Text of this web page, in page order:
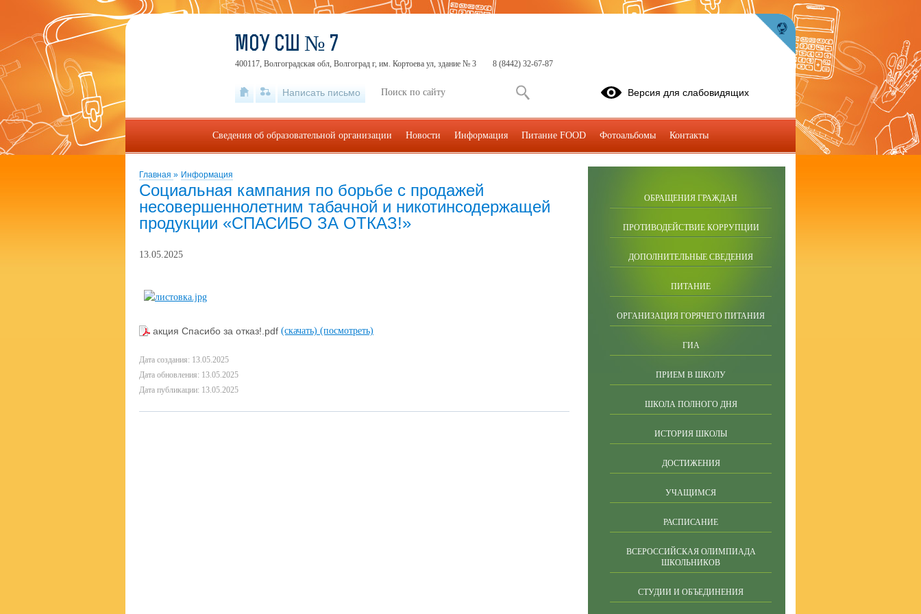
Главная » Информация
Социальная кампания по борьбе с продажей
несовершеннолетним табачной и никотинсодержащей
продукции «СПАСИБО ЗА ОТКАЗ!»
13.05.2025
акция Спасибо за отказ!.pdf (скачать) (посмотреть)
Дата создания: 13.05.2025
Дата обновления: 13.05.2025
Дата публикации: 13.05.2025
ОБРАЩЕНИЯ ГРАЖДАН
ПРОТИВОДЕЙСТВИЕ КОРРУПЦИИ
ДОПОЛНИТЕЛЬНЫЕ СВЕДЕНИЯ
ПИТАНИЕ
ОРГАНИЗАЦИЯ ГОРЯЧЕГО ПИТАНИЯ
ГИА
ПРИЕМ В ШКОЛУ
ШКОЛА ПОЛНОГО ДНЯ
ИСТОРИЯ ШКОЛЫ
ДОСТИЖЕНИЯ
УЧАЩИМСЯ
РАСПИСАНИЕ
ВСЕРОССИЙСКАЯ ОЛИМПИАДА
ШКОЛЬНИКОВ
СТУДИИ И ОБЪЕДИНЕНИЯ
МОУ СШ № 7
400117, Волгоградская обл, Волгоград г, им. Кортоева ул, здание № 3 8 (8442) 32-67-87
Написать письмо Версия для слабовидящих
Сведения об образовательной организации Новости Информация Питание FOOD Фотоальбомы Контакты